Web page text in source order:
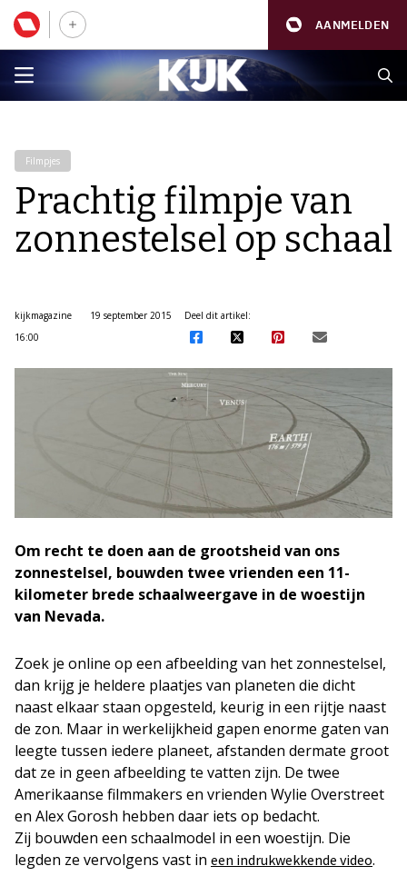
AANMELDEN
Filmpjes
Prachtig filmpje van
zonnestelsel op schaal
kijkmagazine
19 september 2015
16:00
Deel dit artikel:
Om recht te doen aan de grootsheid van ons
zonnestelsel, bouwden twee vrienden een 11-
kilometer brede schaalweergave in de woestijn
van Nevada.
Zoek je online op een afbeelding van het zonnestelsel,
dan krijg je heldere plaatjes van planeten die dicht
naast elkaar staan opgesteld, keurig in een rijtje naast
de zon. Maar in werkelijkheid gapen enorme gaten van
leegte tussen iedere planeet, afstanden dermate groot
dat ze in geen afbeelding te vatten zijn. De twee
Amerikaanse filmmakers en vrienden Wylie Overstreet
en Alex Gorosh hebben daar iets op bedacht.
Zij bouwden een schaalmodel in een woestijn. Die
legden ze vervolgens vast in een indrukwekkende video.